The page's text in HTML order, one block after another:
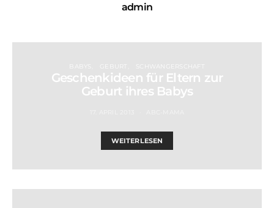
admin
BABYS SCHWANGERSCHAFT
Geschenkideen für Eltern zur
Geburt ihres Babys
WEITERLESEN